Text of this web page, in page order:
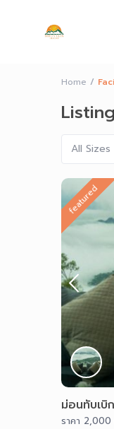
Home
All Sizes
featured
ม่อนทับเบิ
ราคา